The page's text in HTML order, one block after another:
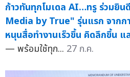
ก้าวทันทุกโมเดล AI…ทรู ร่วม
Media by True" รุ่นแรก จากกา
หนุนสื่อทำงานเร็วขึ้น คิดลึกขึ้น
— พร้อมใช้ทุก... 27 ก.ค.